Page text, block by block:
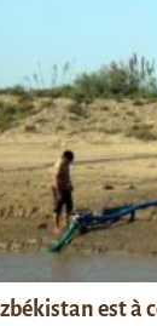
est à